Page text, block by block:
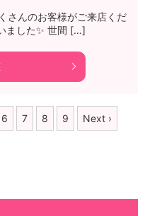
さんのお客様がご来店くだ
ました✨ 世間 […]
6 7 8 9 Next ›